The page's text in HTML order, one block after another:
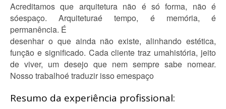
Acreditamos que arquitetura não é só forma, não é
sóespaço. Arquiteturaé tempo, é memória, é
permanência. É
desenhar o que ainda não existe, alinhando estética,
função e significado. Cada cliente traz umahistória, jeito
de viver, um desejo que nem sempre sabe nomear.
Nosso trabalhoé traduzir isso emespaço
Resumo da experiência profissional: